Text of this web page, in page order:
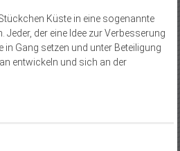
Küste in eine sogenannte
Jeder, der eine Idee zur Verbesserung
in Gang setzen und unter Beteiligung
entwickeln und sich an der